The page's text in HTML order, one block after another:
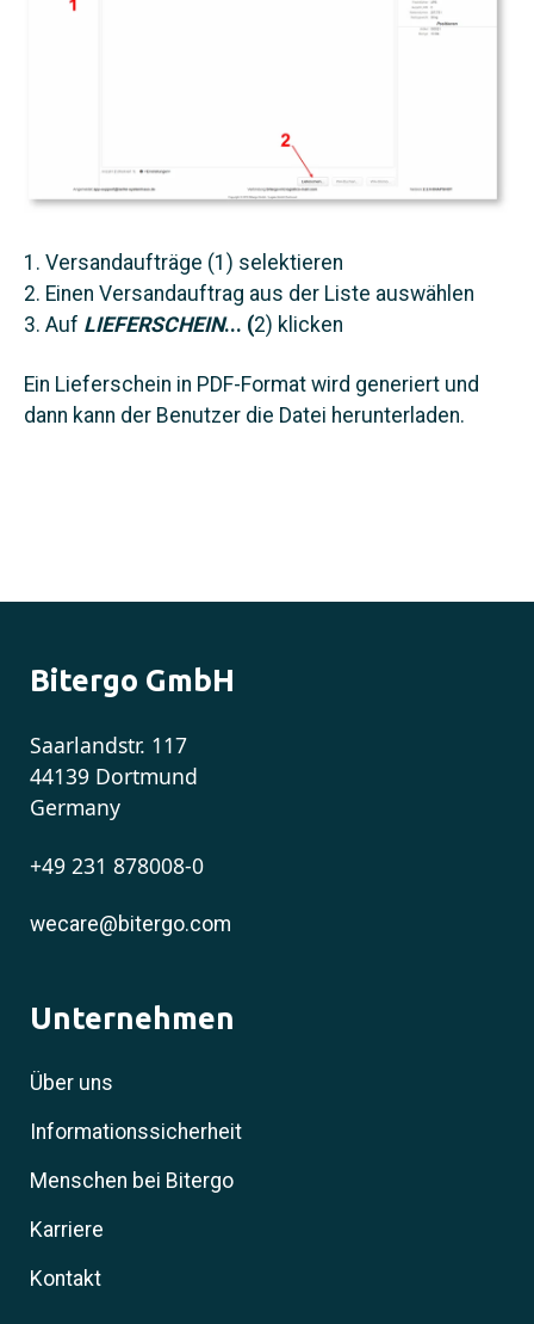
Versandaufträge (1) selektieren
Einen Versandauftrag aus der Liste auswählen
Auf LIEFERSCHEIN... (2) klicken
Ein Lieferschein in PDF-Format wird generiert und
dann kann der Benutzer die Datei herunterladen.
Bitergo GmbH
Saarlandstr. 117
44139 Dortmund
Germany
+49 231 878008-0
wecare@bitergo.com
Unternehmen
Über uns
Informationssicherheit
Menschen bei Bitergo
Karriere
Kontakt